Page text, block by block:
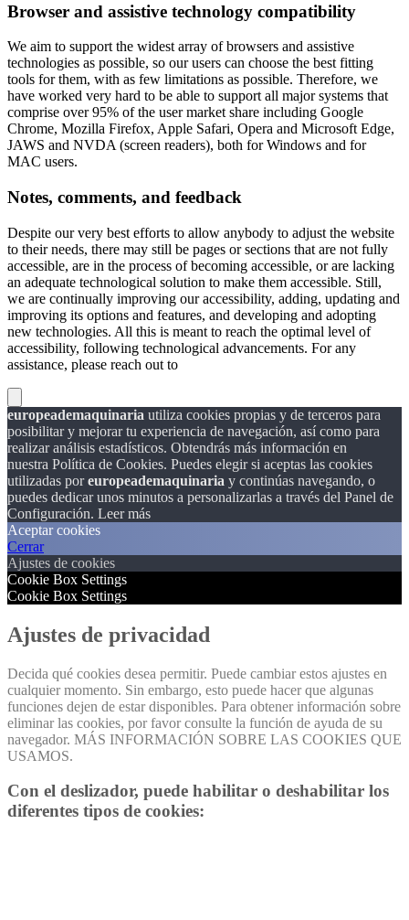
Browser and assistive technology compatibility
We aim to support the widest array of browsers and assistive
technologies as possible, so our users can choose the best fitting
tools for them, with as few limitations as possible. Therefore, we
have worked very hard to be able to support all major systems that
comprise over 95% of the user market share including Google
Chrome, Mozilla Firefox, Apple Safari, Opera and Microsoft Edge,
JAWS and NVDA (screen readers), both for Windows and for
MAC users.
Notes, comments, and feedback
Despite our very best efforts to allow anybody to adjust the website
to their needs, there may still be pages or sections that are not fully
accessible, are in the process of becoming accessible, or are lacking
an adequate technological solution to make them accessible. Still,
we are continually improving our accessibility, adding, updating and
improving its options and features, and developing and adopting
new technologies. All this is meant to reach the optimal level of
accessibility, following technological advancements. For any
assistance, please reach out to
europeademaquinaria utiliza cookies propias y de terceros para
posibilitar y mejorar tu experiencia de navegación, así como para
realizar análisis estadísticos. Obtendrás más información en
nuestra Política de Cookies. Puedes elegir si aceptas las cookies
utilizadas poreuropeademaquinaria y continúas navegando, o
puedes dedicar unos minutos a personalizarlas a través del Panel de
Configuración. Leer más
Aceptar cookies
Cerrar
Ajustes de cookies
Cookie Box Settings
Cookie Box Settings
Ajustes de privacidad
Decida qué cookies desea permitir. Puede cambiar estos ajustes en
cualquier momento. Sin embargo, esto puede hacer que algunas
funciones dejen de estar disponibles. Para obtener información sobre
eliminar las cookies, por favor consulte la función de ayuda de su
navegador. MÁS INFORMACIÓN SOBRE LAS COOKIES QUE
USAMOS.
Con el deslizador, puede habilitar o deshabilitar los
diferentes tipos de cookies: